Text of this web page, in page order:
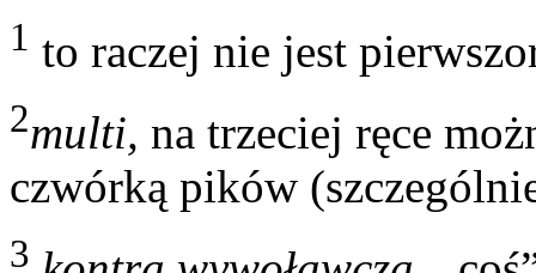
1 to raczej nie jest
2multi, na trzeciej ręce
czwórką pików
3